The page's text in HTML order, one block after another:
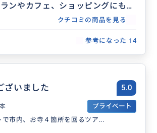
ンやカフェ、ショッピングにも回
とが可能です。 詳細はお客様とご相
クチコミの商品を見る
参考になった 14
ざいました 5.0
プライベート
で市内、お寺４箇所を回るツア...